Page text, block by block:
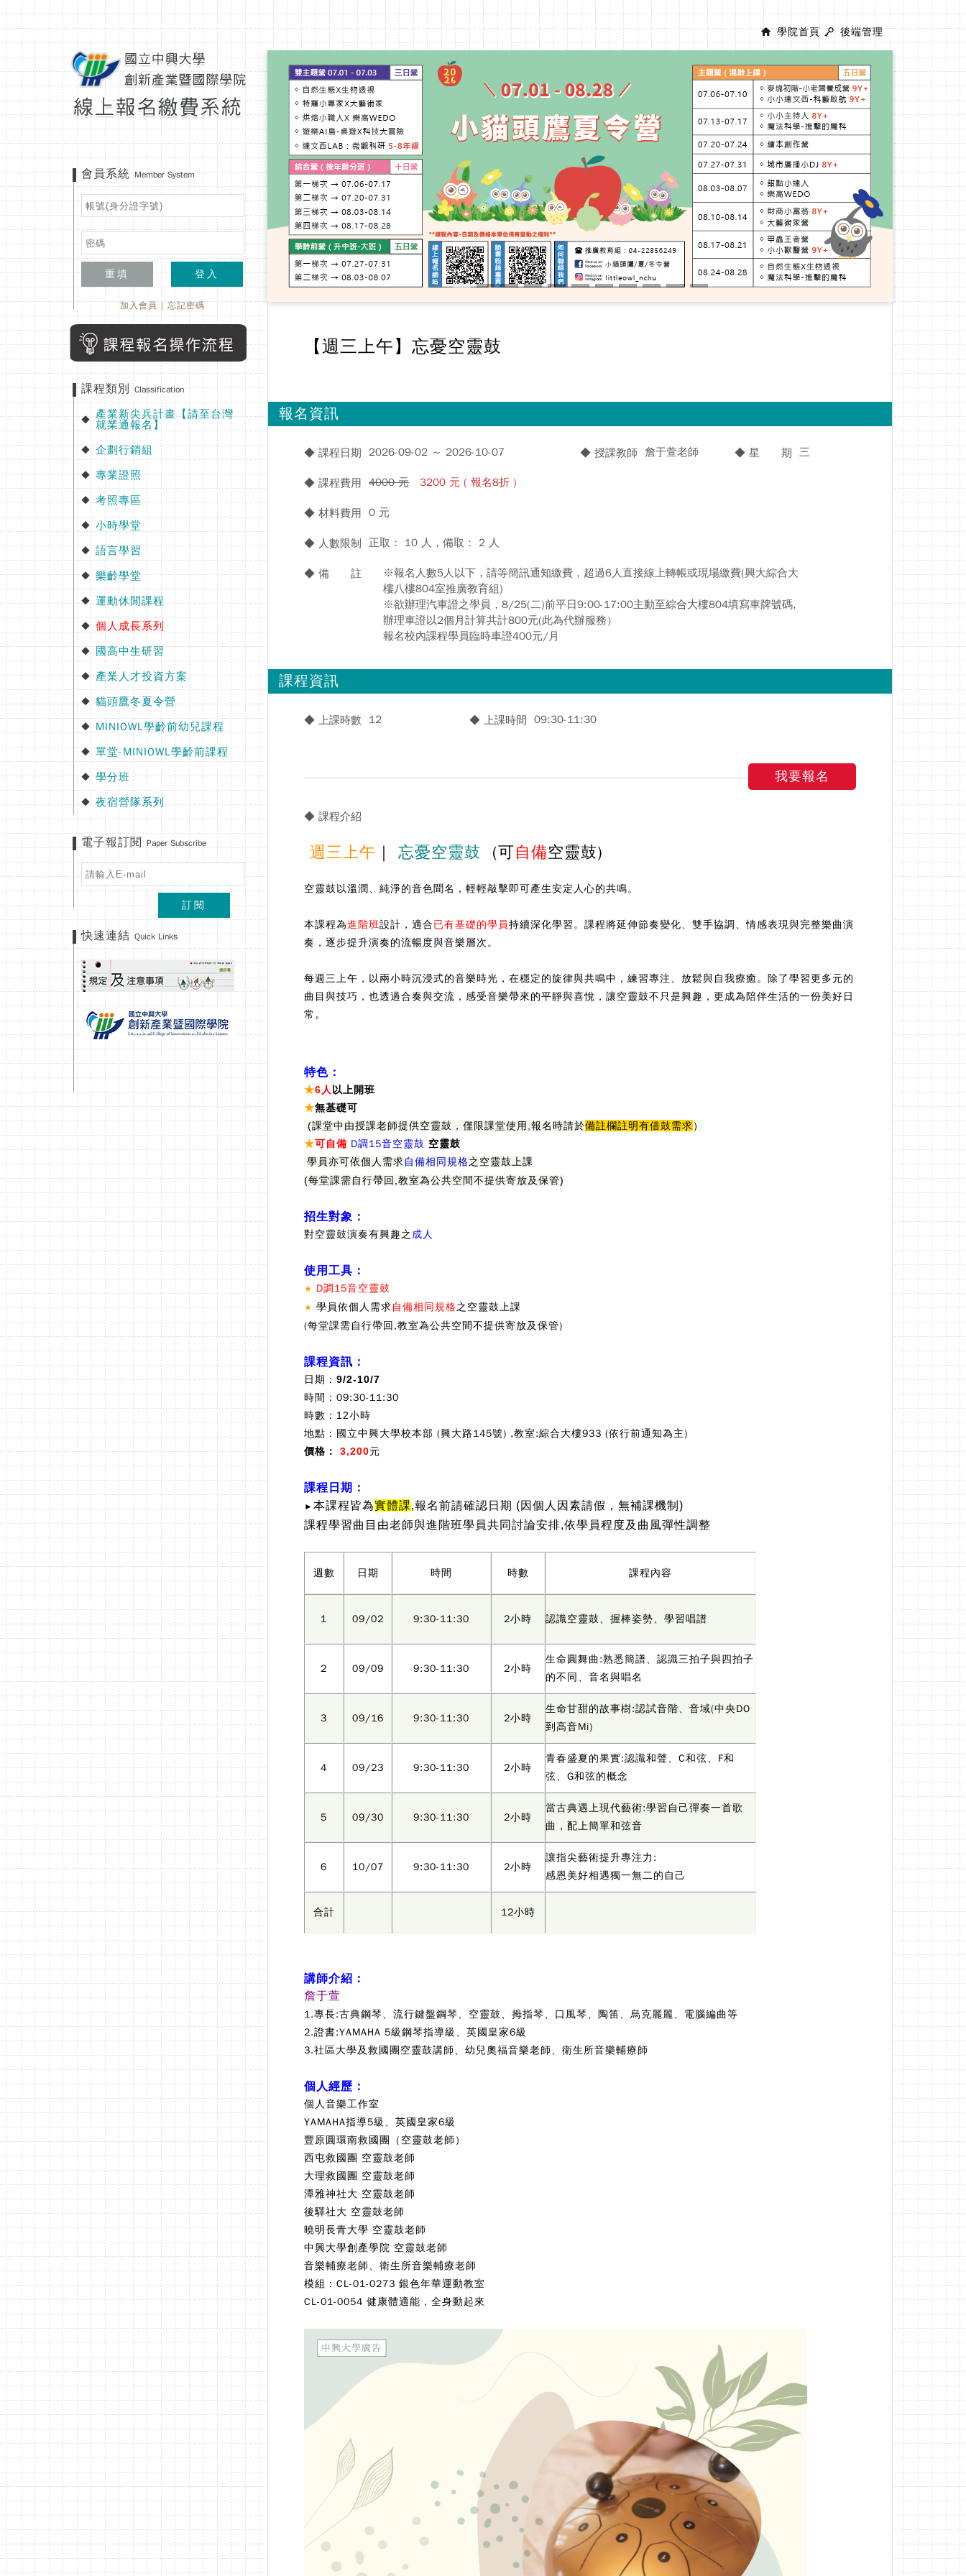
學院首頁 後端管理
會員系統Member System
重填 登入
加入會員|忘記密碼
課程類別Classification
◆ 產業新尖兵計畫【請至台灣
就業通報名】
◆ 企劃行銷組
◆ 專業證照
◆ 考照專區
◆ 小時學堂
◆ 語言學習
◆ 樂齡學堂
◆ 運動休閒課程
◆ 個人成長系列
◆ 國高中生研習
◆ 產業人才投資方案
◆ 貓頭鷹冬夏令營
◆ MINIOWL學齡前幼兒課程
◆ 單堂-MINIOWL學齡前課程
◆ 學分班
◆ 夜宿營隊系列
電子報訂閱 Paper Subscribe
訂閱
快速連結Quick Links
【週三上午】忘憂空靈鼓
報名資訊
◆ 課程日期 2026-09-02 ～ 2026-10-07
◆ 課程費用 4000 元 3200 元 ( 報名8折 )
◆ 材料費用 0 元
◆ 人數限制 正取： 10 人，備取： 2 人
◆ 授課教師 詹于萱老師 ◆ 星 期 三
◆ 備 註
※報名人數5人以下，請等簡訊通知繳費，超過6人直接線上轉帳或現場繳費(興大綜合大
樓八樓804室推廣教育組)
※欲辦理汽車證之學員，8/25(二)前平日9:00-17:00主動至綜合大樓804填寫車牌號碼,
辦理車證以2個月計算共計800元(此為代辦服務）
報名校內課程學員臨時車證400元/月
課程資訊
◆ 上課時數 12 ◆ 上課時間 09:30-11:30
我要報名
◆ 課程介紹
週三上午 ｜ 忘憂空靈鼓 (可自備空靈鼓)
空靈鼓以溫潤、純淨的音色聞名，輕輕敲擊即可產生安定人心的共鳴。
本課程為進階班設計，適合已有基礎的學員持續深化學習。課程將延伸節奏變化、雙手協調、情感表現與完整樂曲演
奏，逐步提升演奏的流暢度與音樂層次。
每週三上午，以兩小時沉浸式的音樂時光，在穩定的旋律與共鳴中，練習專注、放鬆與自我療癒。除了學習更多元的
曲目與技巧，也透過合奏與交流，感受音樂帶來的平靜與喜悅，讓空靈鼓不只是興趣，更成為陪伴生活的一份美好日
常 。
特色：
★6人 以上開班
★無基礎可
(課堂中由授課老師提供空靈鼓，僅限課堂使用,報名時請於備註欄註明有借鼓需求）
★可自備 D調15音空靈鼓 空靈鼓
學員亦可依個人需求自備相同規格之空靈鼓上課
(每堂課需自行帶回,教室為公共空間不提供寄放及保管)
招生對象：
對空靈鼓演奏有興趣之 成人
使用工具：
★ D調15音空靈鼓
★ 學員依個人需求自備相同規格之空靈鼓上課
(每堂課需自行帶回,教室為公共空間不提供寄放及保管)
課程資訊：
日期： 9/2-10/7
時間： 09:30-11:30
時數：12小時
地點： 國立中興大學校本部 (興大路145號) ,教室:綜合大樓933 (依行前通知為主)
價格： 3,200元
課程日期：
►本課程皆為實體課,報名前請確認日期 (因個人因素請假，無補課機制)
課程學習曲目由老師與進階班學員共同討論安排,依學員程度及曲風彈性調整
週數 日期 時間 時數 課程內容
1 09/02 9:30-11:30 2小時 認識空靈鼓、握棒姿勢、學習唱譜
2 09/09 9:30-11:30 2小時
生命圓舞曲:熟悉簡譜、認識三拍子與四拍子
的不同、音名與唱名
3 09/16 9:30-11:30 2小時
生命甘甜的故事樹:認試音階、音域(中央DO
到高音Mi)
4 09/23 9:30-11:30 2小時
青春盛夏的果實:認識和聲、C和弦、F和
弦、G和弦的概念
5 09/30 9:30-11:30 2小時
當古典遇上現代藝術:學習自己彈奏一首歌
曲，配上簡單和弦音
6 10/07 9:30-11:30 2小時
讓指尖藝術提升專注力:
感恩美好相遇獨一無二的自己
合計 12小時
講師介紹：
詹于萱
1.專長:古典鋼琴、流行鍵盤鋼琴、 空靈鼓、拇指琴、口風琴、陶笛、烏克麗麗、電腦編曲等
2.證書:YAMAHA 5級鋼琴指導級、英國皇家6級
3.社區大學及救國團空靈鼓講師、幼兒奧福音樂老師、衛生所音樂輔療師
個人經歷：
個人音樂工作室
YAMAHA指導5級、英國皇家6級
豐原圓環南救國團（空靈鼓老師）
西屯救國團 空靈鼓老師
大理救國團 空靈鼓老師
潭雅神社大 空靈鼓老師
後驛社大 空靈鼓老師
曉明長青大學 空靈鼓老師
中興大學創產學院 空靈鼓老師
音樂輔療老師、衛生所音樂輔療老師
模組：CL-01-0273 銀色年華運動教室
CL-01-0054 健康體適能，全身動起來